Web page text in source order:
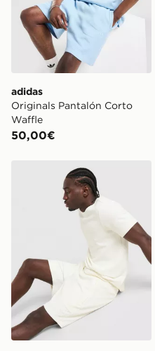
adidas
Originals Pantalón Corto
Waffle
50,00€
adidas Originals Pantalón